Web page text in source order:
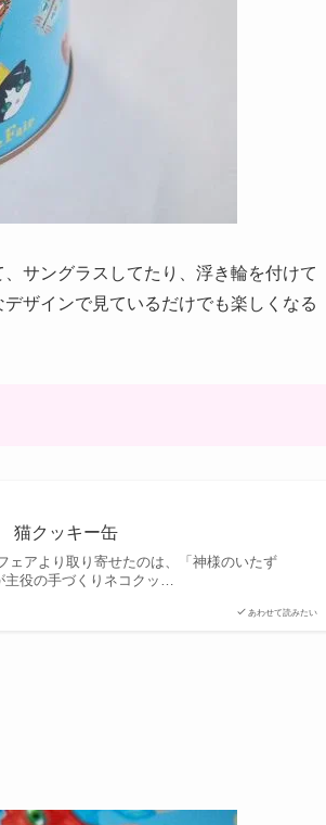
サングラスしてたり、浮き輪を付けて
ザインで見ているだけでも楽しくなる
あわせて読みたい
猫クッキー缶
ェアより取り寄せたのは、「神様のいたず
役の手づくりネコクッ…